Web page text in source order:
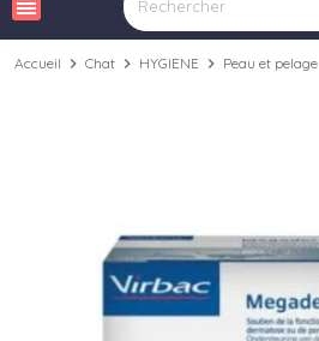
view_headline
Accueil chevron_right Chat chevron_right HYGIENE chevron_right Peau et pelage